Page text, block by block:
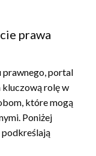
prawa
portal
rolę w
które mogą
Poniżej